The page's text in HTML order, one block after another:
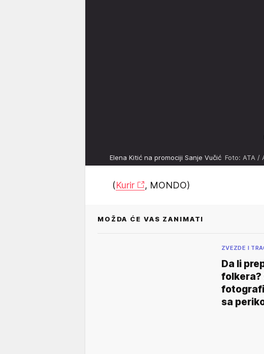
Elena Kitić na promociji Sanje Vučić Foto: ATA /
(Kurir , MONDO)
MOŽDA ĆE VAS ZANIMATI
ZVEZDE I
Da li
folkera?
sa